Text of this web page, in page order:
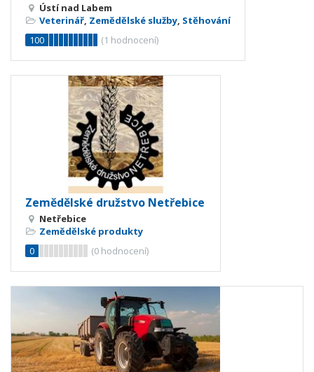
Ústí nad Labem
Veterinář, Zemědělské služby, Stěhování
100
(1 hodnocení)
Zemědělské družstvo Netřebice
Netřebice
Zemědělské produkty
0
(0 hodnocení)